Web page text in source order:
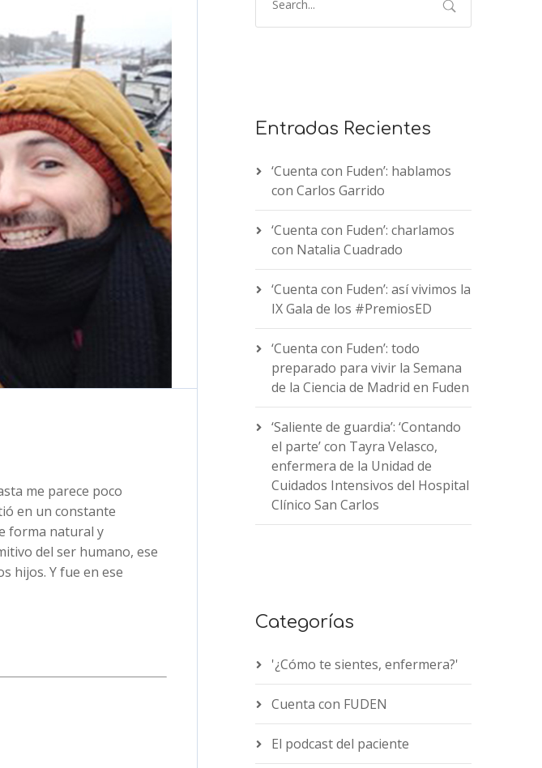
me parece poco
en un constante
forma natural y
del ser humano, ese
hijos. Y fue en ese
Entradas Recientes
‘Cuenta con Fuden’: hablamos
con Carlos Garrido
‘Cuenta con Fuden’: charlamos
con Natalia Cuadrado
‘Cuenta con Fuden’: así vivimos la
IX Gala de los #PremiosED
‘Cuenta con Fuden’: todo
preparado para vivir la Semana
de la Ciencia de Madrid en Fuden
‘Saliente de guardia’: ‘Contando
el parte’ con Tayra Velasco,
enfermera de la Unidad de
Cuidados Intensivos del Hospital
Clínico San Carlos
Categorías
'¿Cómo te sientes, enfermera?'
Cuenta con FUDEN
El podcast del paciente